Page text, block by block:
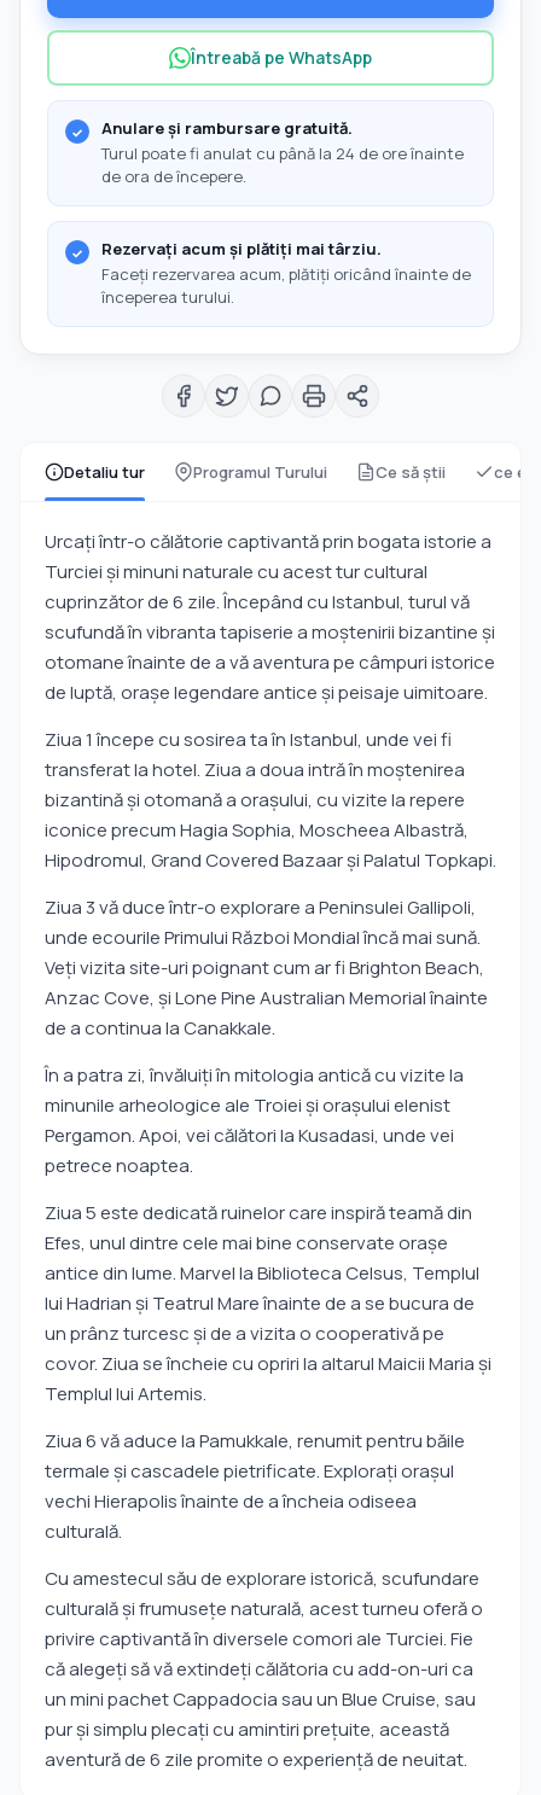
Detaliu tur Programul Turului Ce să știi ce
Urcaţi într-o călătorie captivantă prin bogata istorie a
Turciei şi minuni naturale cu acest tur cultural
cuprinzător de 6 zile. Începând cu Istanbul, turul vă
scufundă în vibranta tapiserie a moştenirii bizantine şi
otomane înainte de a vă aventura pe câmpuri istorice
de luptă, oraşe legendare antice şi peisaje uimitoare.
Ziua 1 începe cu sosirea ta în Istanbul, unde vei fi
transferat la hotel. Ziua a doua intră în moștenirea
bizantină și otomană a orașului, cu vizite la repere
iconice precum Hagia Sophia, Moscheea Albastră,
Hipodromul, Grand Covered Bazaar și Palatul Topkapi.
Ziua 3 vă duce într-o explorare a Peninsulei Gallipoli,
unde ecourile Primului Război Mondial încă mai sună.
Veți vizita site-uri poignant cum ar fi Brighton Beach,
Anzac Cove, și Lone Pine Australian Memorial înainte
de a continua la Canakkale.
În a patra zi, învăluiţi în mitologia antică cu vizite la
minunile arheologice ale Troiei şi oraşului elenist
Pergamon. Apoi, vei călători la Kusadasi, unde vei
petrece noaptea.
Ziua 5 este dedicată ruinelor care inspiră teamă din
Efes, unul dintre cele mai bine conservate oraşe
antice din lume. Marvel la Biblioteca Celsus, Templul
lui Hadrian şi Teatrul Mare înainte de a se bucura de
un prânz turcesc şi de a vizita o cooperativă pe
covor. Ziua se încheie cu opriri la altarul Maicii Maria și
Templul lui Artemis.
Ziua 6 vă aduce la Pamukkale, renumit pentru băile
termale şi cascadele pietrificate. Exploraţi oraşul
vechi Hierapolis înainte de a încheia odiseea
culturală.
Cu amestecul său de explorare istorică, scufundare
culturală şi frumuseţe naturală, acest turneu oferă o
privire captivantă în diversele comori ale Turciei. Fie
că alegeți să vă extindeți călătoria cu add-on-uri ca
un mini pachet Cappadocia sau un Blue Cruise, sau
pur și simplu plecați cu amintiri prețuite, această
aventură de 6 zile promite o experiență de neuitat.
Întreabă pe WhatsApp
Anulare și rambursare gratuită.
Turul poate fi anulat cu până la 24 de ore înainte
de ora de începere.
Rezervați acum și plătiți mai târziu.
Faceți rezervarea acum, plătiți oricând înainte de
începerea turului.